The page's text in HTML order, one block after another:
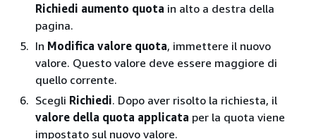
Richiedi aumento quota in alto a destra della
pagina.
In Modifica valore quota, immettere il nuovo
valore. Questo valore deve essere maggiore di
quello corrente.
Scegli Richiedi. Dopo aver risolto la richiesta, il
valore della quota applicata per la quota viene
impostato sul nuovo valore.